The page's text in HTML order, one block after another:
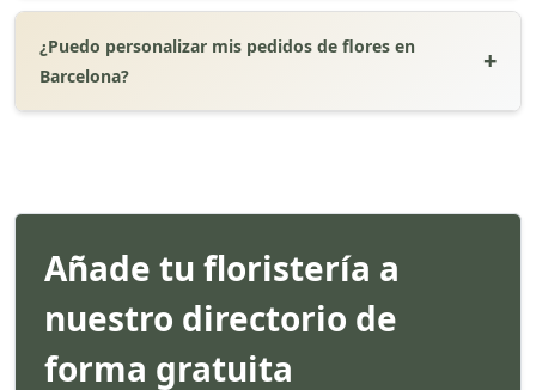
¿Puedo personalizar mis pedidos de flores en
Barcelona?
Añade tu floristería a
nuestro directorio de
forma gratuita